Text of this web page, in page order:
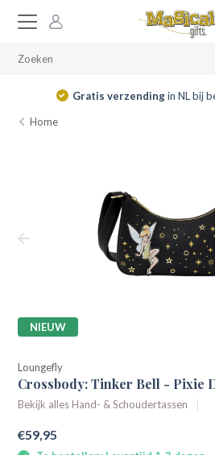
Gratis verzendingin NL bij
Home
NIEUW
Loungefly
Crossbody: Tinker Bell - Pixie
Bekijk alles Hand- & Schoudertassen
€59,95